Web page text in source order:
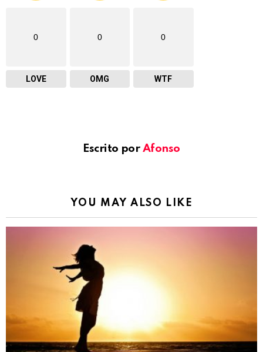
0
LOVE
0
OMG
0
WTF
Escrito por Afonso
YOU MAY ALSO LIKE